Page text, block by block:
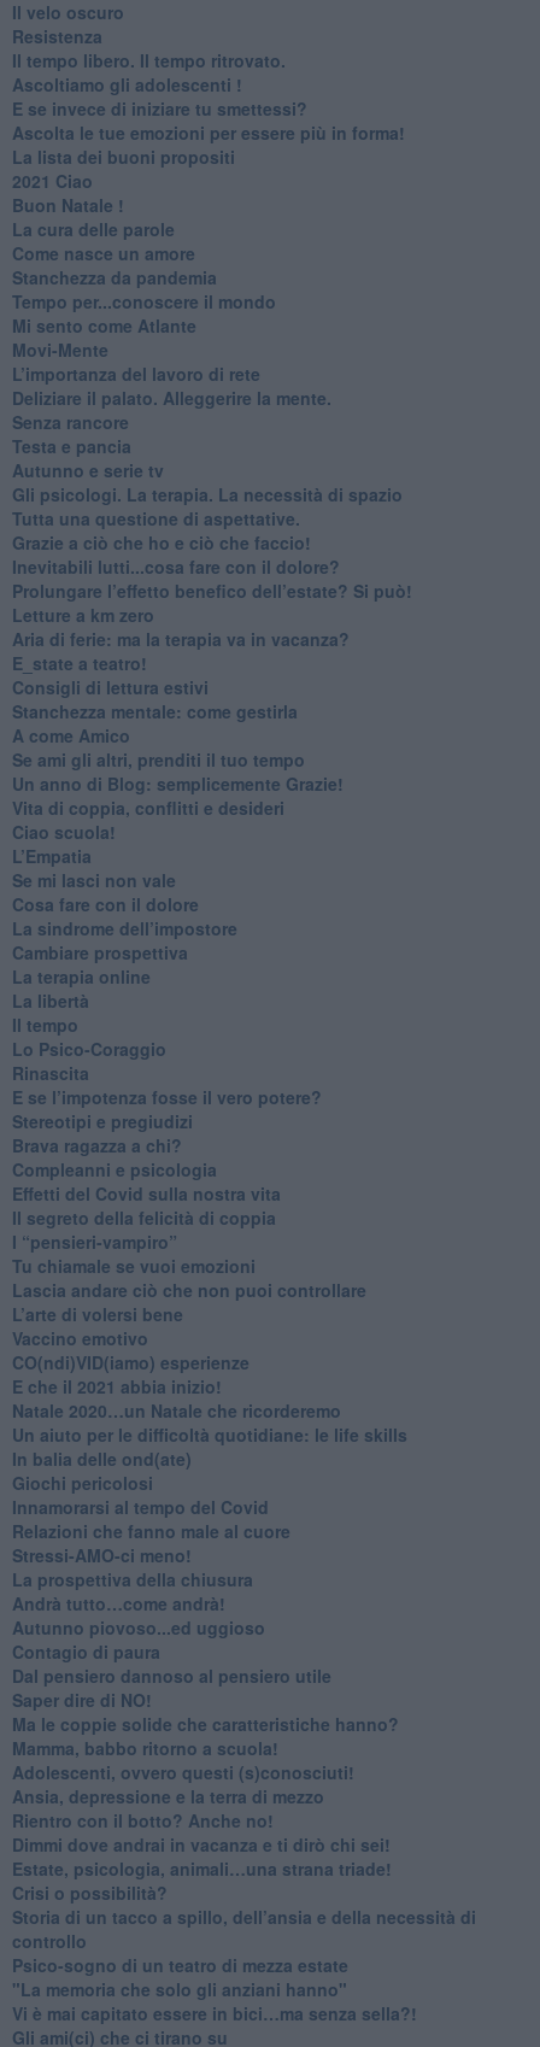
​Il velo oscuro
Resistenza
​Il tempo libero. Il tempo ritrovato.
Ascoltiamo gli adolescenti !
​E se invece di iniziare tu smettessi?
​Ascolta le tue emozioni per essere più in forma!
​La lista dei buoni propositi
2021 Ciao
Buon Natale !
​La cura delle parole
​Come nasce un amore
Stanchezza da pandemia
​Tempo per...conoscere il mondo
​Mi sento come Atlante
​Movi-Mente
​L’importanza del lavoro di rete
​Deliziare il palato. Alleggerire la mente.
​Senza rancore
​Testa e pancia
​Autunno e serie tv
​Gli psicologi. La terapia. La necessità di spazio
​Tutta una questione di aspettative.
​Grazie a ciò che ho e ciò che faccio!
​Inevitabili lutti...cosa fare con il dolore?
Prolungare l’effetto benefico dell’estate? Si può!
​Letture a km zero
​Aria di ferie: ma la terapia va in vacanza?
​E_state a teatro!
​Consigli di lettura estivi
​Stanchezza mentale: come gestirla
​A come Amico
​Se ami gli altri, prenditi il tuo tempo
​Un anno di Blog: semplicemente Grazie!
​Vita di coppia, conflitti e desideri
​Ciao scuola!
​L’Empatia
​Se mi lasci non vale
Cosa fare con il dolore
​La sindrome dell’impostore
​Cambiare prospettiva
La terapia online
La libertà
​Il tempo
​Lo Psico-Coraggio
Rinascita
​E se l’impotenza fosse il vero potere?
Stereotipi e pregiudizi
​Brava ragazza a chi?
​Compleanni e psicologia
Effetti del Covid sulla nostra vita
Il segreto della felicità di coppia
​I “pensieri-vampiro”
​Tu chiamale se vuoi emozioni
​Lascia andare ciò che non puoi controllare
L’arte di volersi bene
​Vaccino emotivo
CO(ndi)VID(iamo) esperienze
​E che il 2021 abbia inizio!
​Natale 2020…un Natale che ricorderemo
Un aiuto per le difficoltà quotidiane: le life skills
​In balia delle ond(ate)
Giochi pericolosi
Innamorarsi al tempo del Covid
​Relazioni che fanno male al cuore
​Stressi-AMO-ci meno!
​La prospettiva della chiusura
​Andrà tutto…come andrà!
Autunno piovoso...ed uggioso
​Contagio di paura
​Dal pensiero dannoso al pensiero utile
​Saper dire di NO!
​Ma le coppie solide che caratteristiche hanno?
​Mamma, babbo ritorno a scuola!
Adolescenti, ovvero questi (s)conosciuti!
Ansia, depressione e la terra di mezzo
​Rientro con il botto? Anche no!
Dimmi dove andrai in vacanza e ti dirò chi sei!
​Estate, psicologia, animali…una strana triade!
​Crisi o possibilità?
​Storia di un tacco a spillo, dell’ansia e della necessità di
controllo
​Psico-sogno di un teatro di mezza estate
"La memoria che solo gli anziani hanno"
​Vi è mai capitato essere in bici…ma senza sella?!
​Gli ami(ci) che ci tirano su